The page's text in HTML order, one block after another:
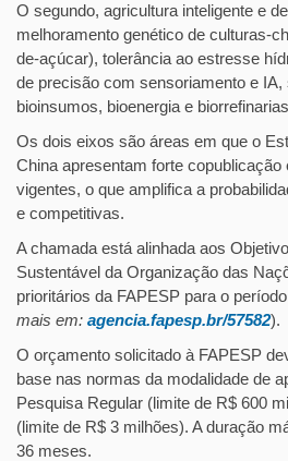
O segundo, agricultura inteligente e
melhoramento genético de culturas-
de-açúcar), tolerância ao estresse
de precisão com sensoriamento e IA,
bioinsumos, bioenergia e
Os dois eixos são áreas em que o
China apresentam forte copublicação
vigentes, o que amplifica a
e competitivas.
A chamada está alinhada aos
Sustentável da Organização das
prioritários da FAPESP para o
mais em: agencia.fapesp.br/57582).
O orçamento solicitado à FAPESP
base nas normas da modalidade de
Pesquisa Regular (limite de R$ 600
(limite de R$ 3 milhões). A duração
36 meses.